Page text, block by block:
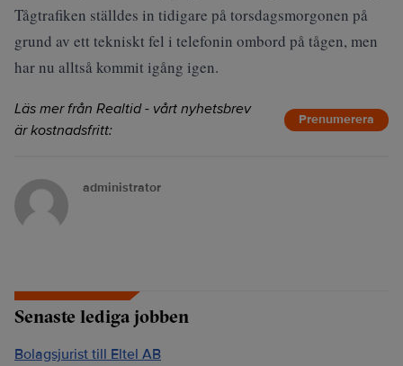
Tågtrafiken ställdes in tidigare på torsdagsmorgonen på
grund av ett tekniskt fel i telefonin ombord på tågen, men
har nu alltså kommit igång igen.
Läs mer från Realtid - vårt nyhetsbrev
är kostnadsfritt:
Prenumerera
administrator
Senaste lediga jobben
Bolagsjurist till Eltel AB